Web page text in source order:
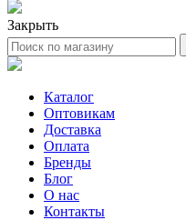
Закрыть
Каталог
Оптовикам
Доставка
Оплата
Бренды
Блог
О нас
Контакты